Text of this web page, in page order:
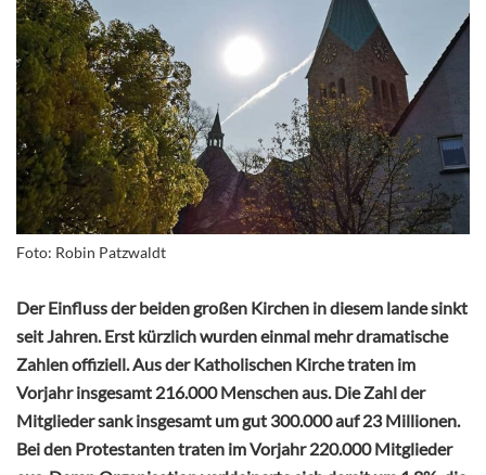
Foto: Robin Patzwaldt
Der Einfluss der beiden großen Kirchen in diesem lande sinkt
seit Jahren. Erst kürzlich wurden einmal mehr dramatische
Zahlen offiziell. Aus der Katholischen Kirche traten im
Vorjahr insgesamt 216.000 Menschen aus. Die Zahl der
Mitglieder sank insgesamt um gut 300.000 auf 23 Millionen.
Bei den Protestanten traten im Vorjahr 220.000 Mitglieder